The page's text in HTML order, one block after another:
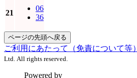
21
06
36
ページの先頭へ戻る
ご利用にあたって（免責について等）
Ltd. All rights reserved.
Powered by